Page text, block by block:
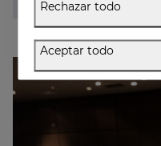
Rechazar todo
Aceptar todo